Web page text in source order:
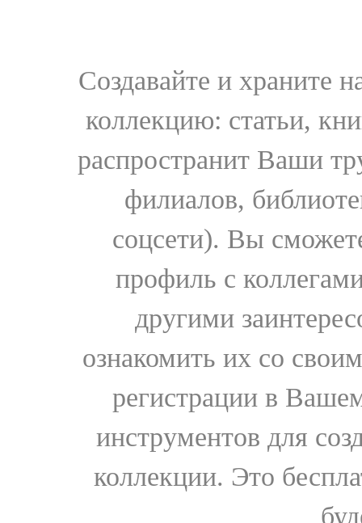
Создавайте и храните
коллекцию: статьи,
распространит Ваши
филиалов,
соцсети). Вы
профиль с
другими
ознакомить их со
регистрации в
инструментов для
коллекции. Это